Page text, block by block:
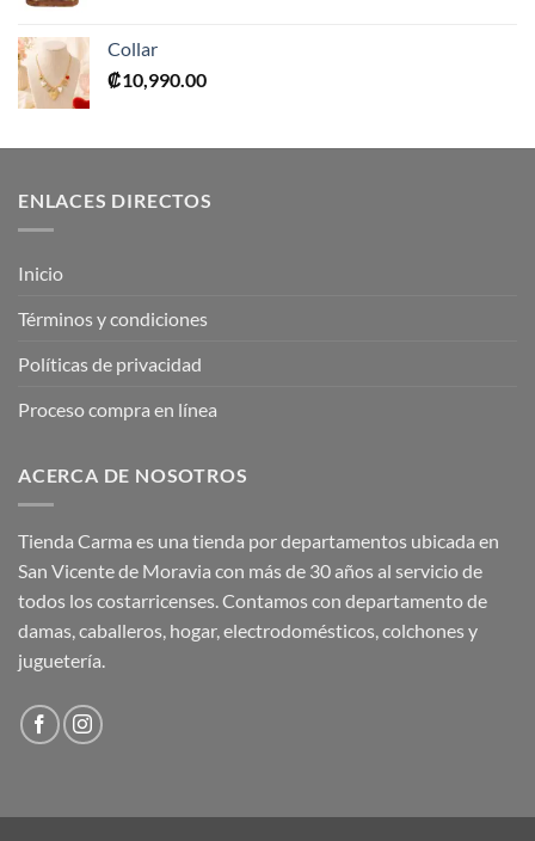
Collar
₡10,990.00
ENLACES DIRECTOS
Inicio
Términos y condiciones
Políticas de privacidad
Proceso compra en línea
ACERCA DE NOSOTROS
Tienda Carma es una tienda por departamentos ubicada en
San Vicente de Moravia con más de 30 años al servicio de
todos los costarricenses. Contamos con departamento de
damas, caballeros, hogar, electrodomésticos, colchones y
juguetería.